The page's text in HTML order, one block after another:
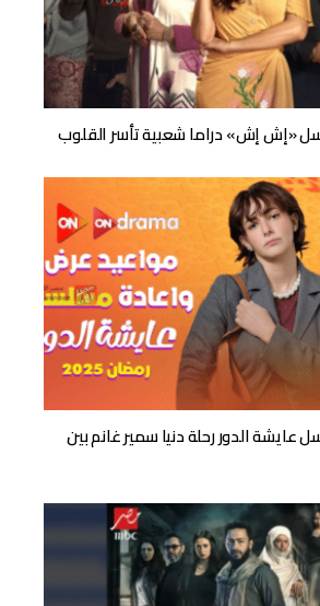
«إش إش» دراما شعبية تأسر القلوب
الدور رحلة دنيا سمير غانم بين